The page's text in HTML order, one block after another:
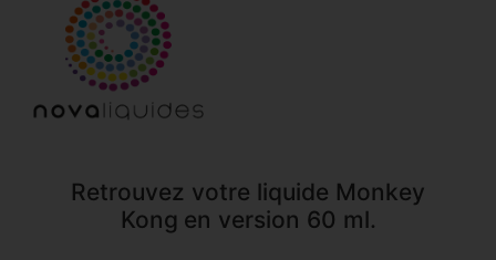
Retrouvez votre liquide Monkey
Kong en version 60 ml.